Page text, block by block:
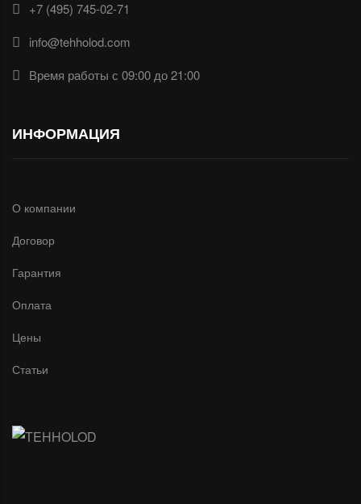
+7 (495) 745-02-71
info@tehholod.com
Время работы с 09:00 до 21:00
ИНФОРМАЦИЯ
О компании
Договор
Гарантия
Оплата
Цены
Статьи